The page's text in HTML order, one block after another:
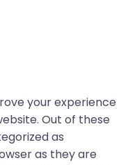
your experience
Out of these
as
as they are